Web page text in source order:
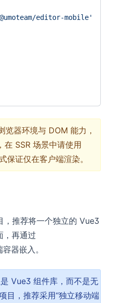
editor-mobile'
览器环境与 DOM 能力，
SSR 场景中请使用
保证仅在客户端渲染。
推荐将一个独立的 Vue3
，再通过
器嵌入。
Vue3 组件库，而不是无
目，推荐采用“独立移动端